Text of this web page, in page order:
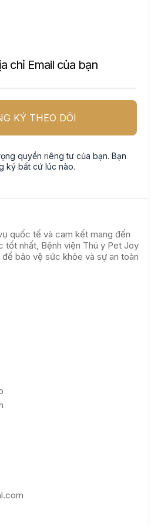
quyền riêng tư của bạn. Bạn
ký bất cứ lúc nào.
KÝ THEO DÕI
quốc tế và cam kết mang đến
tốt nhất, Bệnh viện Thú y Pet Joy
bảo vệ sức khỏe và sự an toàn